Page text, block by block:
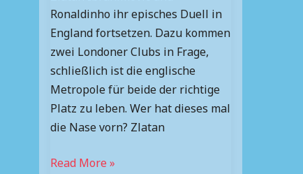
Ronaldinho ihr episches Duell in
England fortsetzen. Dazu kommen
zwei Londoner Clubs in Frage,
schließlich ist die englische
Metropole für beide der richtige
Platz zu leben. Wer hat dieses mal
die Nase vorn? Zlatan
Read More »